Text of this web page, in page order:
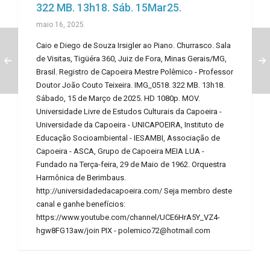
322 MB. 13h18. Sáb. 15Mar25.
maio 16, 2025
Caio e Diego de Souza Irsigler ao Piano. Churrasco. Sala
de Visitas, Tigüéra 360, Juiz de Fora, Minas Gerais/MG,
Brasil. Registro de Capoeira Mestre Polêmico - Professor
Doutor João Couto Teixeira. IMG_0518. 322 MB. 13h18.
Sábado, 15 de Março de 2025. HD 1080p. MOV.
Universidade Livre de Estudos Culturais da Capoeira -
Universidade da Capoeira - UNICAPOEIRA, Instituto de
Educação Socioambiental - IESAMBI, Associação de
Capoeira - ASCA, Grupo de Capoeira MEIA LUA -
Fundado na Terça-feira, 29 de Maio de 1962. Orquestra
Harmônica de Berimbaus.
http://universidadedacapoeira.com/ Seja membro deste
canal e ganhe benefícios:
https://www.youtube.com/channel/UCE6HrA5Y_VZ4-
hgw8FG13aw/join PIX - polemico72@hotmail.com